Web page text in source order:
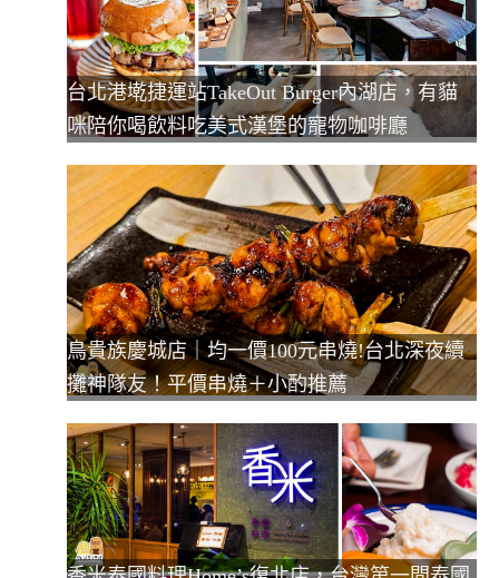
台北港墘捷運站TakeOut Burger內湖店，有貓
咪陪你喝飲料吃美式漢堡的寵物咖啡廳
鳥貴族慶城店｜均一價100元串燒!台北深夜續
攤神隊友！平價串燒＋小酌推薦